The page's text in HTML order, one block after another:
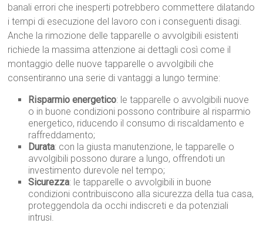
banali errori che inesperti potrebbero commettere dilatando
i tempi di esecuzione del lavoro con i conseguenti disagi.
Anche la rimozione delle tapparelle o avvolgibili esistenti
richiede la massima attenzione ai dettagli così come il
montaggio delle nuove tapparelle o avvolgibili che
consentiranno una serie di vantaggi a lungo termine:
Risparmio energetico: le tapparelle o avvolgibili nuove
o in buone condizioni possono contribuire al risparmio
energetico, riducendo il consumo di riscaldamento e
raffreddamento;
Durata: con la giusta manutenzione, le tapparelle o
avvolgibili possono durare a lungo, offrendoti un
investimento durevole nel tempo;
Sicurezza: le tapparelle o avvolgibili in buone
condizioni contribuiscono alla sicurezza della tua casa,
proteggendola da occhi indiscreti e da potenziali
intrusi.